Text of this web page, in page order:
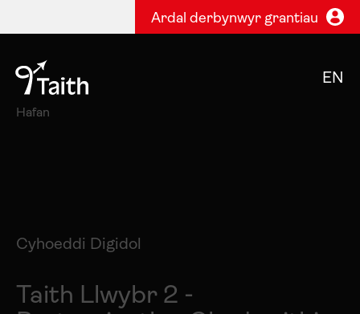
Ardal derbynwyr grantiau
EN
Hafan
Cyhoeddi Digidol
Taith Llwybr 2 -